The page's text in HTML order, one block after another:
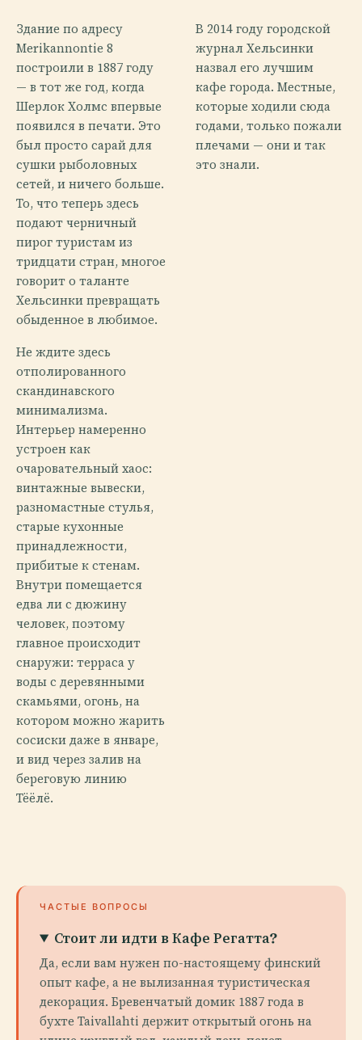
Здание по адресу
Merikannontie 8
построили в 1887 году
— в тот же год, когда
Шерлок Холмс впервые
появился в печати. Это
был просто сарай для
сушки рыболовных
сетей, и ничего больше.
То, что теперь здесь
подают черничный
пирог туристам из
тридцати стран, многое
говорит о таланте
Хельсинки превращать
обыденное в любимое.
Не ждите здесь
отполированного
скандинавского
минимализма.
Интерьер намеренно
устроен как
очаровательный хаос:
винтажные вывески,
разномастные стулья,
старые кухонные
принадлежности,
прибитые к стенам.
Внутри помещается
едва ли с дюжину
человек, поэтому
главное происходит
снаружи: терраса у
воды с деревянными
скамьями, огонь, на
котором можно жарить
сосиски даже в январе,
и вид через залив на
береговую линию
Тёёлё.
В 2014 году городской
журнал Хельсинки
назвал его лучшим
кафе города. Местные,
которые ходили сюда
годами, только пожали
плечами — они и так
это знали.
ЧАСТЫЕ ВОПРОСЫ
Стоит ли идти в Кафе Регатта?
Да, если вам нужен по-настоящему финский
опыт кафе, а не вылизанная туристическая
декорация. Бревенчатый домик 1887 года в
бухте Taivallahti держит открытый огонь на